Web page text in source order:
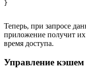
Теперь, при запросе
приложение получит их
время доступа.
Управление кэшем